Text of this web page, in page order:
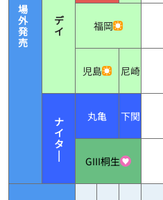
場
外
発
売
デ
イ
福岡
児島 尼崎
ナ
イ
タ
|
丸亀 下関
GIII桐生